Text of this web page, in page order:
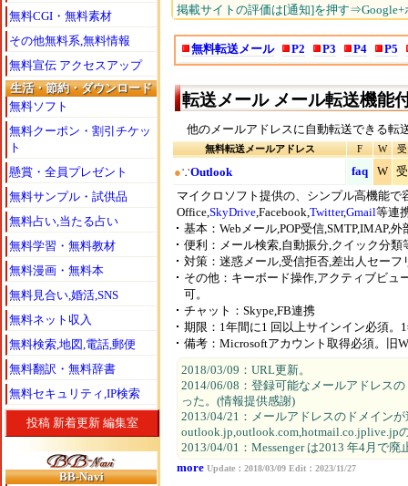
掲載サイトの評価は[通知]を押す
無料転送メール P2 P3 P4 P5
転送メール メール転送機能
他のメールアドレスに自動転送できる転
無料転送メールアドレス F W 受
●∵Outlook faq W 受
マイクロソフト提供の、シンプル高機能
Office,SkyDrive,Facebook,Twitter,Gmail等連
基本：Webメール,POP受信,SMTP,IMAP,
便利：メール検索,自動振分,クイック分類
対策：迷惑メール,受信拒否,差出人セー
その他：キーボード操作,アクティブビュ
可。
チャット：Skype,FB連携
期限：1年間に1 回以上サインイン必須
備考：Microsoftアカウント取得必須。旧
2018/03/09：URL更新。
2014/06/08：登録可能なメールアドレス
った。(情報提供感謝)
2013/04/21：メールアドレスのドメイン
outlook.jp,outlook.com,hotmail.co.jplive.jp
2013/04/01：Messenger は2013 年4月で
more Update：2018/03/09 Edit：2023/11/27
無料CGI・無料素材
その他無料系,無料情報
無料宣伝 アクセスアップ
生活・節約・ダウンロード
無料ソフト
無料クーポン・割引チケッ
ト
懸賞・全員プレゼント
無料サンプル・試供品
無料占い,当たる占い
無料学習・無料教材
無料漫画・無料本
無料見合い,婚活,SNS
無料ネット収入
無料検索,地図,電話,郵便
無料翻訳・無料辞書
無料セキュリティ,IP検索
投稿 新着更新 編集室
BB-Navi